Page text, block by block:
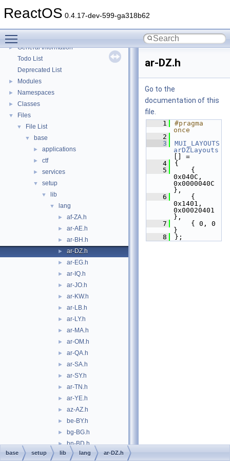
ReactOS 0.4.17-dev-599-ga318b62
Optimization hints
► General Information
Todo List
Deprecated List
► Modules
► Namespaces
► Classes
▼ Files
▼ File List
▼ base
► applications
► ctf
► services
▼ setup
▼ lib
▼ lang
► af-ZA.h
► ar-AE.h
► ar-BH.h
► ar-DZ.h
► ar-EG.h
► ar-IQ.h
► ar-JO.h
► ar-KW.h
► ar-LB.h
► ar-LY.h
► ar-MA.h
► ar-OM.h
► ar-QA.h
► ar-SA.h
► ar-SY.h
► ar-TN.h
► ar-YE.h
► az-AZ.h
► be-BY.h
► bg-BG.h
► bn-BD.h
► bn-IN.h
ar-DZ.h
Go to the
documentation of this
file.
    1
#pragma
once
    2
    3
MUI_LAYOUTS
arDZLayouts
[] =
    4
{
    5
    {
0x040C,
0x0000040C
},
    6
    {
0x1401,
0x00020401
},
    7
    { 0, 0
}
    8
};
base setup lib lang ar-DZ.h